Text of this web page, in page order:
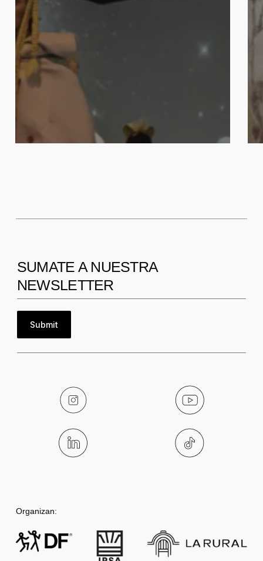
BAFWEEK 2025: la sustentabilidad y
Denim
SUMATE A NUESTRA
NEWSLETTER
Submit
Organizan: